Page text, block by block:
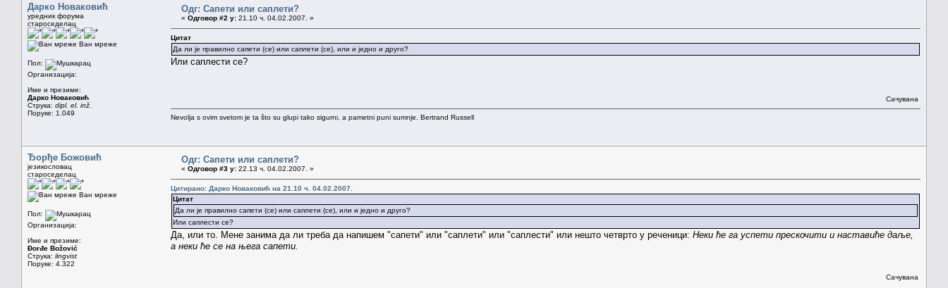
Дарко Новаковић
уредник форума
староседелац
Ван мреже
Пол:
Организација:
Име и презиме:
Дарко Новаковић
Струка: dipl. el. inž.
Поруке: 1.049
Одг: Сапети или саплети?
« Одговор #2 у: 21.10 ч. 04.02.2007. »
Цитат
Да ли је правилно сапети (се) или саплети (се), или и једно и друго?
Или саплести се?
Сачувана
Nevolja s ovim svetom je ta što su glupi tako sigurni, a pametni puni sumnje. Bertrand Russell
Ђорђе Божовић
језикословац
староседелац
Ван мреже
Пол:
Организација:
Име и презиме:
Đorđe Božović
Струка: lingvist
Поруке: 4.322
Одг: Сапети или саплети?
« Одговор #3 у: 22.13 ч. 04.02.2007. »
Цитирано: Дарко Новаковић на 21.10 ч. 04.02.2007.
Цитат
Да ли је правилно сапети (се) или саплети (се), или и једно и друго?
Или саплести се?
Да, или то. Мене занима да ли треба да напишем "сапети" или "саплети" или "саплести" или нешто четврто у реченици: Неки ће га успети прескочити и наставиће даље,
а неки ће се на њега сапети.
Сачувана